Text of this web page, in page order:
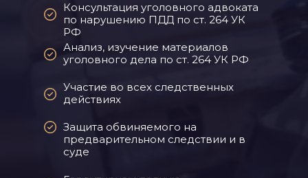
Консультация уголовного адвоката
по нарушению ПДД по ст. 264 УК
РФ
Анализ, изучение материалов
уголовного дела по ст. 264 УК РФ
Защита обвиняемого на
предварительном следствии и в
суде
Участие во всех следственных
действиях